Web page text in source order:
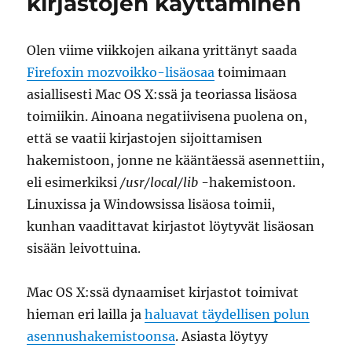
Olen viime viikkojen aikana yrittänyt saada
Firefoxin mozvoikko-lisäosaa toimimaan
asiallisesti Mac OS X:ssä ja teoriassa lisäosa
toimiikin. Ainoana negatiivisena puolena on,
että se vaatii kirjastojen sijoittamisen
hakemistoon, jonne ne kääntäessä asennettiin,
eli esimerkiksi/usr/local/lib -hakemistoon.
Linuxissa ja Windowsissa lisäosa toimii,
kunhan vaadittavat kirjastot löytyvät lisäosan
sisään leivottuina.
Mac OS X:ssä dynaamiset kirjastot toimivat
hieman eri lailla jahaluavat täydellisen polun
asennushakemistoonsa. Asiasta löytyy